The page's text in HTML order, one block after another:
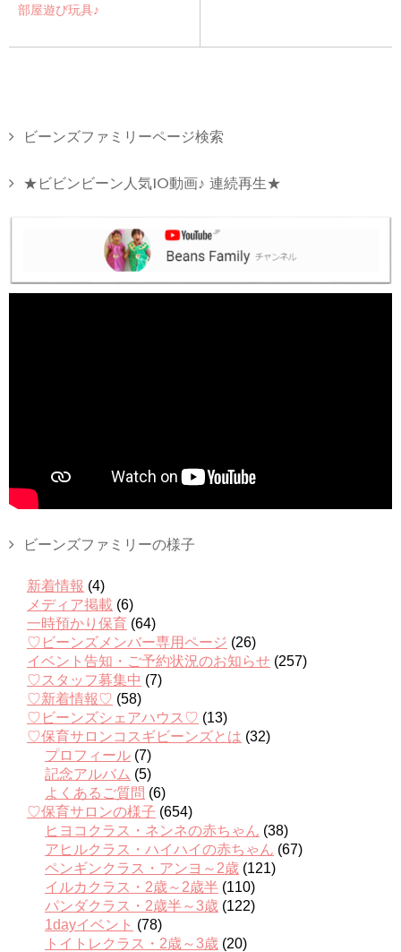
部屋遊び玩具♪
ビーンズファミリーページ検索
★ビビンビーン人気10動画♪ 連続再生★
ビーンズファミリーの様子
新着情報 (4)
メディア掲載 (6)
一時預かり保育 (64)
♡ビーンズメンバー専用ページ (26)
イベント告知・ご予約状況のお知らせ (257)
♡スタッフ募集中 (7)
♡新着情報♡ (58)
♡ビーンズシェアハウス♡ (13)
♡保育サロンコスギビーンズとは (32)
プロフィール (7)
記念アルバム (5)
よくあるご質問 (6)
♡保育サロンの様子 (654)
ヒヨコクラス・ネンネの赤ちゃん (38)
アヒルクラス・ハイハイの赤ちゃん (67)
ペンギンクラス・アンヨ～2歳 (121)
イルカクラス・2歳～2歳半 (110)
パンダクラス・2歳半～3歳 (122)
1dayイベント (78)
トイトレクラス・2歳～3歳 (20)